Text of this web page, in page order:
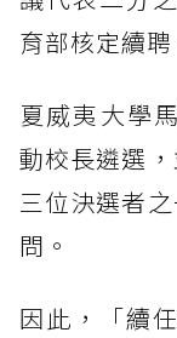
育部核定續聘
夏威夷大學
動校長遴選
三位決選者
問。
因此，「續